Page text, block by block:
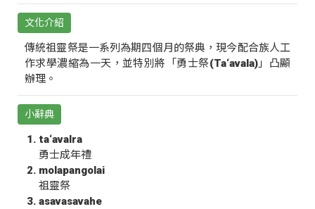
文化介紹
傳統祖靈祭是一系列為期四個月的祭典，現今配合族人工
作求學濃縮為一天，並特別將「勇士祭(Ta‘avala)」凸顯
辦理。
小辭典
ta‘avalra
勇士成年禮
molapangolai
祖靈祭
asavasavahe